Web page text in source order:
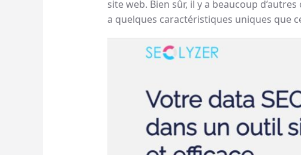
site web. Bien sûr, il y a beaucoup
a quelques caractéristiques uniques que